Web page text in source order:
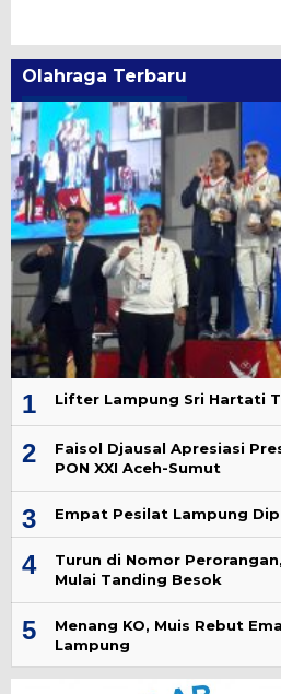
Olahraga Terbaru
1 Lifter Lampung Sri Hartati
2
Faisol Djausal Apresiasi
PON XXI Aceh-Sumut
3 Empat Pesilat Lampung
4
Turun di Nomor
Mulai Tanding Besok
5
Menang KO, Muis Rebut
Lampung